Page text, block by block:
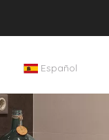
Español